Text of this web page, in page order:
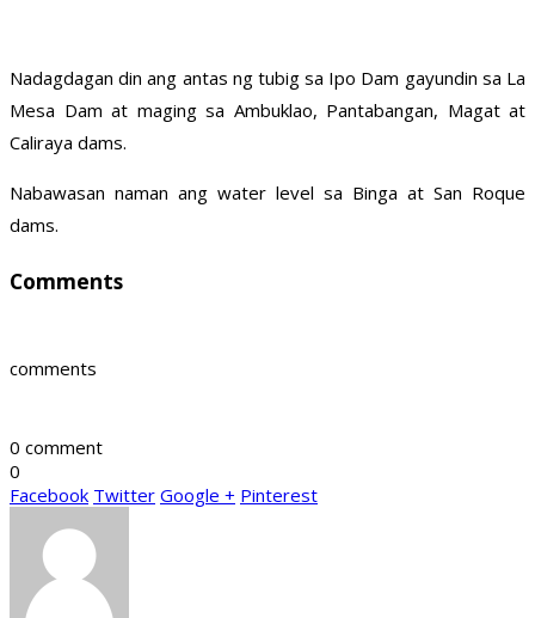
Nadagdagan din ang antas ng tubig sa Ipo Dam gayundin sa La
Mesa Dam at maging sa Ambuklao, Pantabangan, Magat at
Caliraya dams.
Nabawasan naman ang water level sa Binga at San Roque
dams.
Comments
comments
0 comment
0
Facebook Twitter Google + Pinterest